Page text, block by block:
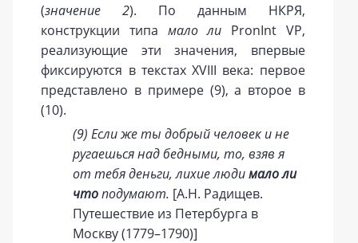
(значение 2). По данным НКРЯ,
конструкции типа мало ли PronInt VP,
реализующие эти значения, впервые
фиксируются в текстах XVIII века: первое
представлено в примере (9), а второе в
(10).
(9) Если же ты добрый человек и не
ругаешься над бедными, то, взяв я
от тебя деньги, лихие людимало ли
чтоподумают. [А.Н. Радищев.
Путешествие из Петербурга в
Москву (1779–1790)]